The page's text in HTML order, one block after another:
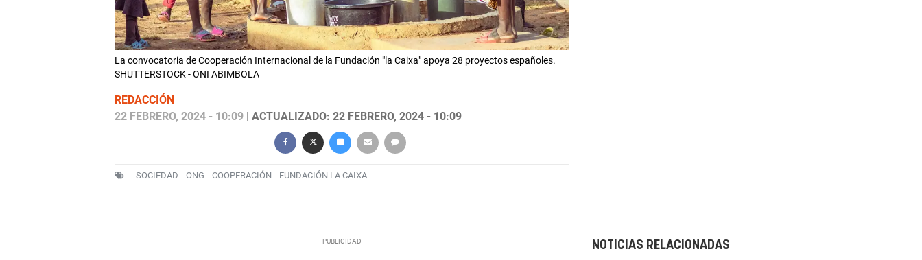
La convocatoria de Cooperación Internacional de la Fundación "la Caixa" apoya 28 proyectos españoles.
SHUTTERSTOCK - ONI ABIMBOLA
REDACCIÓN
22 FEBRERO, 2024 - 10:09| ACTUALIZADO: 22 FEBRERO, 2024 - 10:09
SOCIEDAD ONG COOPERACIÓN FUNDACIÓN LA CAIXA
NOTICIAS RELACIONADAS